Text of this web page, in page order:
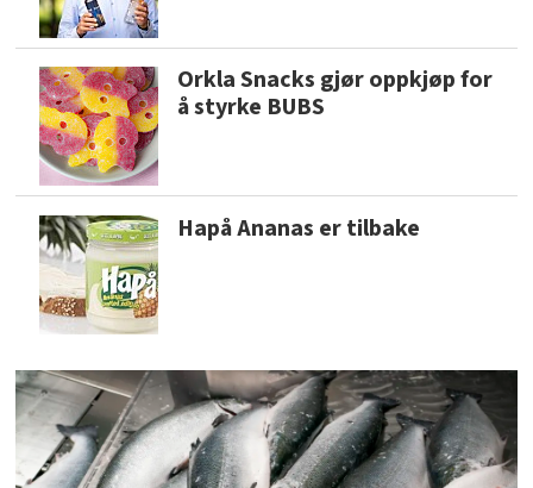
Orkla Snacks gjør oppkjøp for
å styrke BUBS
Hapå Ananas er tilbake